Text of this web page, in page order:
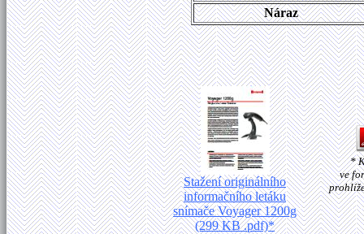
Náraz
Stažení originálního
informačního letáku
snímače Voyager 1200g
(299 KB .pdf)*
*
ve